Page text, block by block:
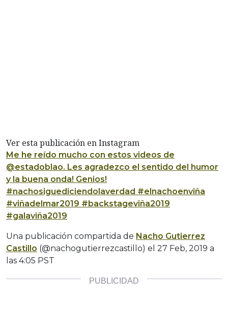
Ver esta publicación en Instagram
Me he reído mucho con estos videos de
@estadoblao. Les agradezco el sentido del humor
y la buena onda! Genios!
#nachosiguediciendolaverdad #elnachoenviña
#viñadelmar2019 #backstageviña2019
#galaviña2019
Una publicación compartida de Nacho Gutierrez
Castillo (@nachogutierrezcastillo) el 27 Feb, 2019 a
las 4:05 PST